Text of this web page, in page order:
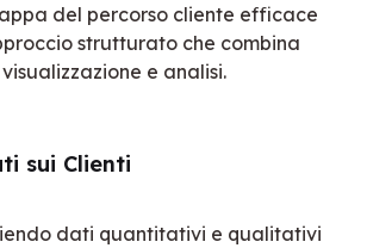
del percorso cliente efficace
strutturato che combina
e analisi.
sui Clienti
dati quantitativi e qualitativi